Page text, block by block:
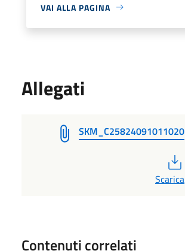
VAI ALLA PAGINA
Allegati
SKM_C25824091011020
Scarica
Contenuti correlati